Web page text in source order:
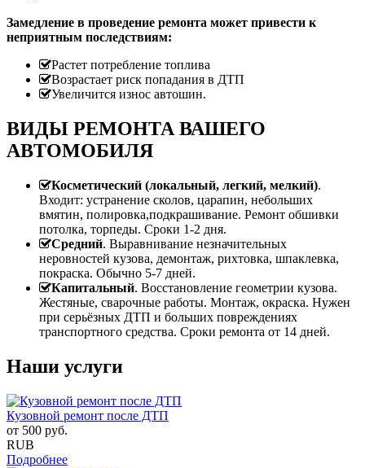
Замедление в проведение ремонта может привести к
неприятным последствиям:
Растет потребление топлива
Возрастает риск попадания в ДТП
Увеличится износ автошин.
ВИДЫ РЕМОНТА ВАШЕГО
АВТОМОБИЛЯ
Косметический (локальный, легкий, мелкий).
Входит: устранение сколов, царапин, небольших
вмятин, полировка,подкрашивание. Ремонт обшивки
потолка, торпеды. Сроки 1-2 дня.
Средний. Выравнивание незначительных
неровностей кузова, демонтаж, рихтовка, шпаклевка,
покраска. Обычно 5-7 дней.
Капитальный. Восстановление геометрии кузова.
Жестяные, сварочные работы. Монтаж, окраска. Нужен
при серьёзных ДТП и больших повреждениях
транспортного средства. Сроки ремонта от 14 дней.
Наши услуги
Кузовной ремонт после ДТП
от 500 руб.
RUB
Подробнее